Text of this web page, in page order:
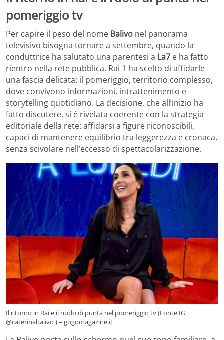
pomeriggio tv
Per capire il peso del nome Balivo nel panorama
televisivo bisogna tornare a settembre, quando la
conduttrice ha salutato una parentesi a La7 e ha fatto
rientro nella rete pubblica. Rai 1 ha scelto di affidarle
una fascia delicata: il pomeriggio, territorio complesso,
dove convivono informazioni, intrattenimento e
storytelling quotidiano. La decisione, che all’inizio ha
fatto discutere, si è rivelata coerente con la strategia
editoriale della rete: affidarsi a figure riconoscibili,
capaci di mantenere equilibrio tra leggerezza e cronaca,
senza scivolare nell’eccesso di spettacolarizzazione.
Il ritorno in Rai e il ruolo di punta nel pomeriggio tv (Fonte IG
@caterinabalivo ) – gogomagazine.it